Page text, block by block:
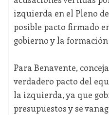
izquierda en el Pleno
posible pacto firmado
gobierno y la formación
Para Benavente,
verdadero pacto del
la izquierda, ya que
presupuestos y se